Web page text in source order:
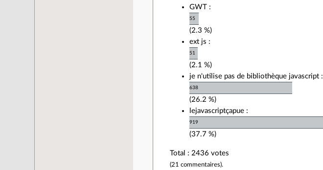
GWT :
55
(2.3 %)
ext js :
51
(2.1 %)
je n'utilise pas de bibliothèque javascript :
638
(26.2 %)
lejavascriptçapue :
919
(37.7 %)
Total : 2436 votes
(21 commentaires).